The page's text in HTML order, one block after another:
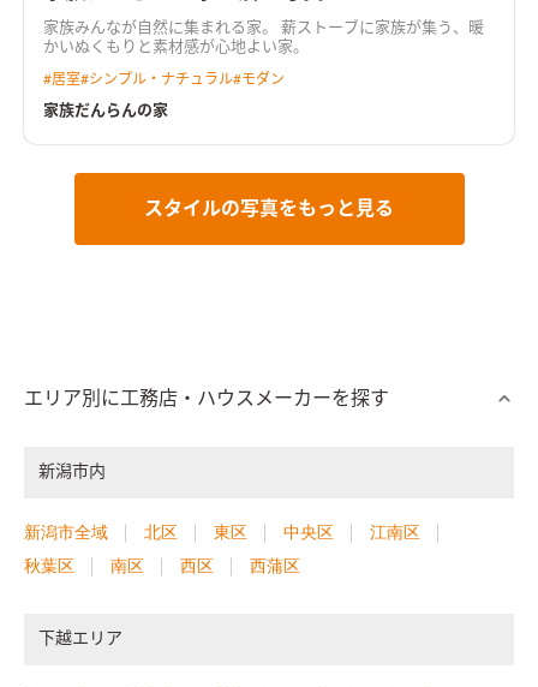
家族みんなが自然に集まれる家。 薪ストーブに家族が集う、暖
かいぬくもりと素材感が心地よい家。
#居室#シンプル・ナチュラル#モダン
家族だんらんの家
スタイルの写真をもっと見る
エリア別に工務店・ハウスメーカーを探す
新潟市内
新潟市全域 北区 東区 中央区
江南区
秋葉区
南区 西区 西蒲区
下越エリア